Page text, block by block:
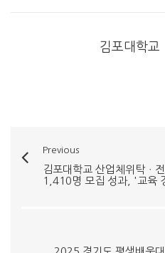
김포대학교
Previous
김포대학교 산업체위탁ㆍ
1,410명 모집 성과, '교육